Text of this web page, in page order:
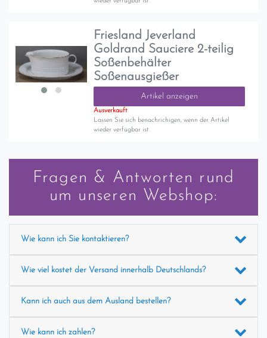
Friesland Jeverland
Goldrand Sauciere 2-teilig
Soßenbehälter
Soßenausgießer
Artikel anzeigen
Ausverkauft
Lassen Sie sich benachrichigen, wenn der Artikel
wieder verfügbar ist.
Fragen & Antworten rund
um unseren Webshop:
Wie kann ich Sie kontaktieren?
Wie viel kostet der Versand innerhalb Deutschlands?
Kann ich auch aus dem Ausland bestellen?
Wie kann ich zahlen?